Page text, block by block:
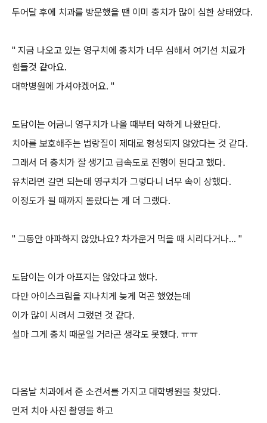
두어달 후에 치과를 방문했을 땐 이미 충치가 많이 심한 상태였다.
" 지금 나오고 있는 영구치에 충치가 너무 심해서 여기선 치료가
힘들것 같아요.
대학병원에 가셔야겠어요. "
도담이는 어금니 영구치가 나올 때부터 약하게 나왔단다.
치아를 보호해주는 법랑질이 제대로 형성되지 않았다는 것 같다.
그래서 더 충치가 잘 생기고 급속도로 진행이 된다고 했다.
유치라면 갈면 되는데 영구치가 그렇다니 너무 속이 상했다.
이정도가 될 때까지 몰랐다는 게 더 그랬다.
" 그동안 아파하지 않았나요? 차가운거 먹을 때 시리다거나... "
도담이는 이가 아프지는 않았다고 했다.
다만 아이스크림을 지나치게 늦게 먹곤 했었는데
이가 많이 시려서 그랬던 것 같다.
설마 그게 충치 때문일 거라곤 생각도 못했다. ㅠㅠ
다음날 치과에서 준 소견서를 가지고 대학병원을 찾았다.
먼저 치아 사진 촬영을 하고